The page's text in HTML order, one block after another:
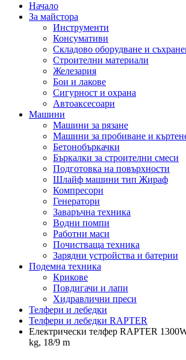
Начало
За майстора
Инструменти
Консумативи
Складово оборудване и
Строителни материали
Железария
Бои и лакове
Сигурност и охрана
Автоаксесоари
Машини
Машини за рязане
Машини за пробиване и
Бетонобъркачки
Бъркалки за строителни смеси
Подготовка на повърхности
Шлайф машини тип Жираф
Компресори
Генератори
Заваръчна техника
Водни помпи
Работни маси
Почистваща техника
Зарядни устройства и батерии
Подемна техника
Крикове
Повдигачи и лапи
Хидравлични преси
Телфери и лебедки
Телфери и лебедки RAPTER
Електрически телфер RAPTER
kg, 18/9 m